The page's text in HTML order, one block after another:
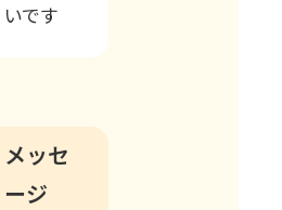
いです
メッセ
ージ